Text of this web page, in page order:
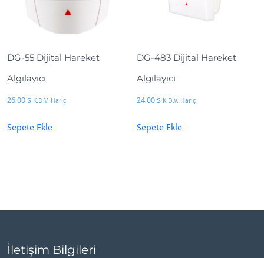
DG-55 Dijital Hareket
Algılayıcı
26,00 $ K.D.V. Hariç
Sepete Ekle
DG-483 Dijital Hareket
Algılayıcı
24,00 $ K.D.V. Hariç
Sepete Ekle
İletişim Bilgileri